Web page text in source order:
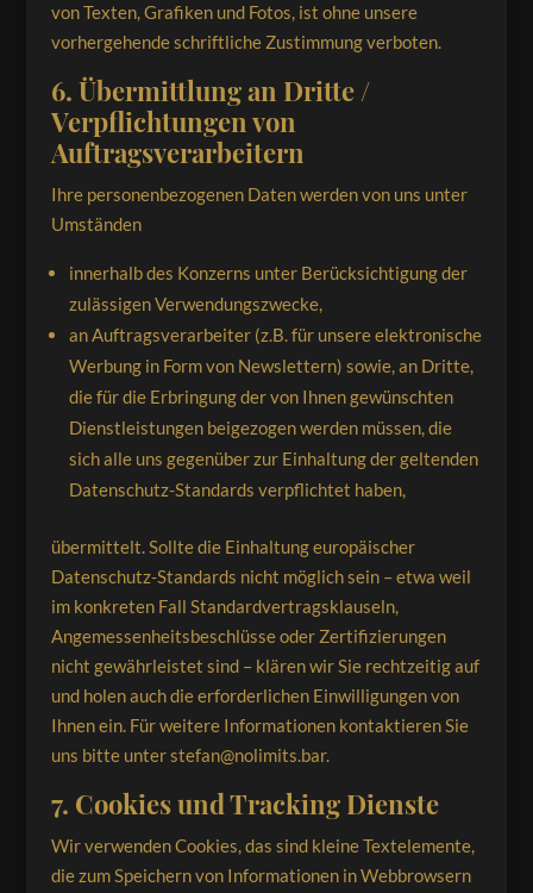
von Texten, Grafiken und Fotos, ist ohne unsere
vorhergehende schriftliche Zustimmung verboten.
6. Übermittlung an Dritte /
Verpflichtungen von
Auftragsverarbeitern
Ihre personenbezogenen Daten werden von uns unter
Umständen
innerhalb des Konzerns unter Berücksichtigung der
zulässigen Verwendungszwecke,
an Auftragsverarbeiter (z.B. für unsere elektronische
Werbung in Form von Newslettern) sowie, an Dritte,
die für die Erbringung der von Ihnen gewünschten
Dienstleistungen beigezogen werden müssen, die
sich alle uns gegenüber zur Einhaltung der geltenden
Datenschutz-Standards verpflichtet haben,
übermittelt. Sollte die Einhaltung europäischer
Datenschutz-Standards nicht möglich sein – etwa weil
im konkreten Fall Standardvertragsklauseln,
Angemessenheitsbeschlüsse oder Zertifizierungen
nicht gewährleistet sind – klären wir Sie rechtzeitig auf
und holen auch die erforderlichen Einwilligungen von
Ihnen ein. Für weitere Informationen kontaktieren Sie
uns bitte unter stefan@nolimits.bar.
7. Cookies und Tracking Dienste
Wir verwenden Cookies, das sind kleine Textelemente,
die zum Speichern von Informationen in Webbrowsern